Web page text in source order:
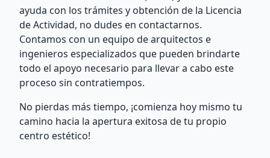
ayuda con los trámites y obtención de la Licencia
de Actividad, no dudes en contactarnos.
Contamos con un equipo de arquitectos e
ingenieros especializados que pueden brindarte
todo el apoyo necesario para llevar a cabo este
proceso sin contratiempos.
No pierdas más tiempo, ¡comienza hoy mismo tu
camino hacia la apertura exitosa de tu propio
centro estético!